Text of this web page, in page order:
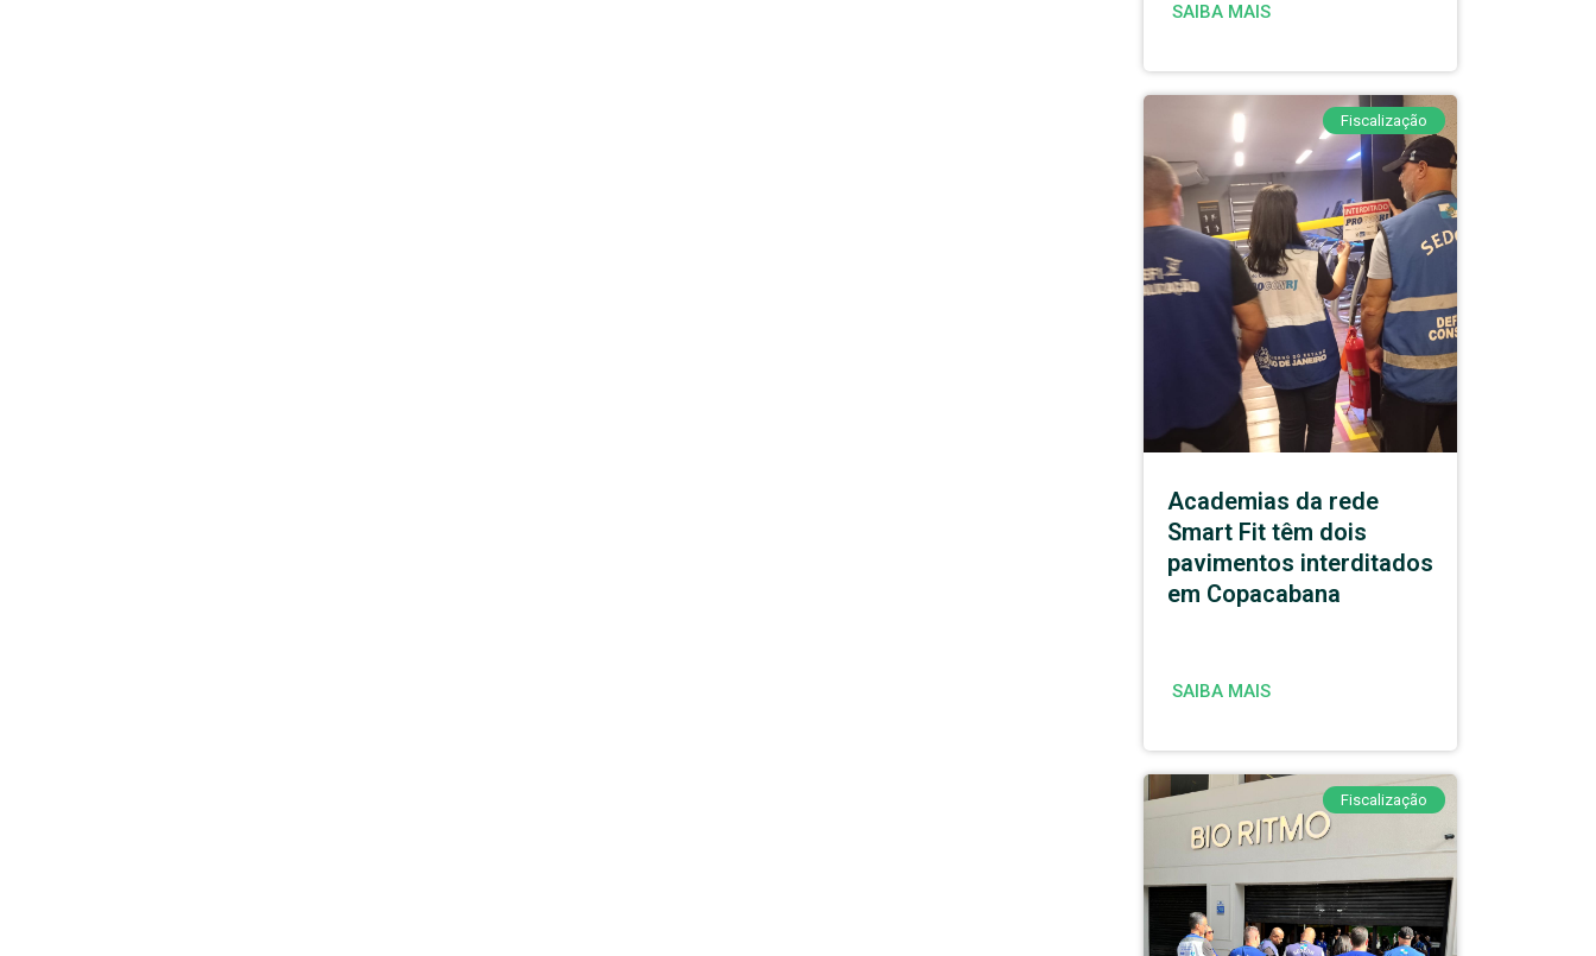
SAIBA MAIS
Fiscalização
Academias da rede
Smart Fit têm dois
pavimentos interditados
em Copacabana
SAIBA MAIS
Fiscalização